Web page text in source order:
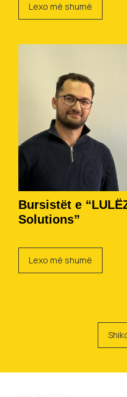
Lexo më shumë
Bursistët e
Solutions”
Lexo më shumë